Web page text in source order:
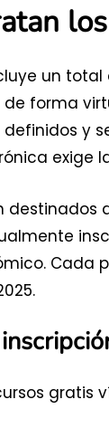
un
forma
y
exige
destinados
gratis